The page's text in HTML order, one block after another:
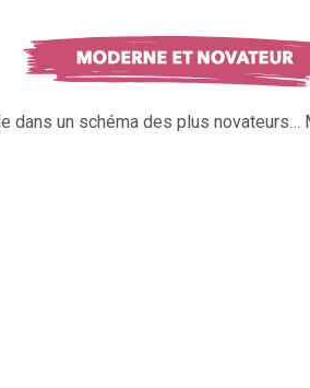
dans un schéma des plus